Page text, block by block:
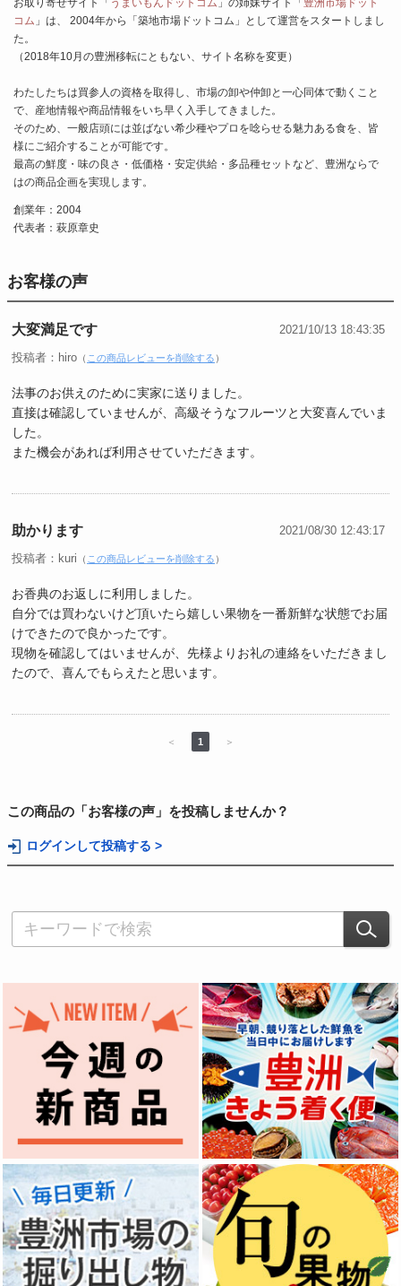
お取り寄せサイト「 うまいもんドットコム 」の姉妹サイト「 豊洲市場ドット
コム 」は、 2004年から「築地市場ドットコム」として運営をスタートしまし
た。
（2018年10月の豊洲移転にともない、サイト名称を変更）
わたしたちは買参人の資格を取得し、市場の卸や仲卸と一心同体で動くこと
で、産地情報や商品情報をいち早く入手してきました。
そのため、一般店頭には並ばない希少種やプロを唸らせる魅力ある食を、皆
様にご紹介することが可能です。
最高の鮮度・味の良さ・低価格・安定供給・多品種セットなど、豊洲ならで
はの商品企画を実現します。
創業年：2004
代表者：萩原章史
お客様の声
大変満足です 2021/10/13 18:43:35
投稿者：hiro （ この商品レビューを削除する ）
法事のお供えのために実家に送りました。
直接は確認していませんが、高級そうなフルーツと大変喜んでいま
した。
また機会があれば利用させていただきます。
助かります 2021/08/30 12:43:17
投稿者：kuri （ この商品レビューを削除する ）
お香典のお返しに利用しました。
自分では買わないけど頂いたら嬉しい果物を一番新鮮な状態でお届
けできたので良かったです。
現物を確認してはいませんが、先様よりお礼の連絡をいただきまし
たので、喜んでもらえたと思います。
＜ 1 ＞
この商品の「お客様の声」を投稿しませんか？
ログインして投稿する >